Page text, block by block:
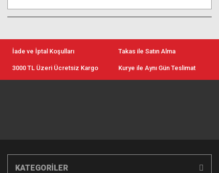
İade ve İptal Koşulları Takas ile Satın Alma
3000 TL Üzeri Ücretsiz Kargo Kurye ile Aynı Gün Teslimat
KATEGORİLER